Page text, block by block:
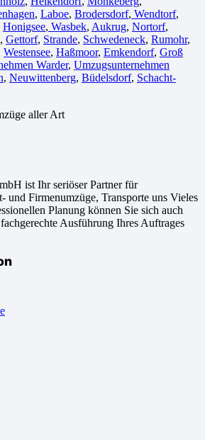
, Laboe, Brodersdorf, Wendtorf,
Honigsee, Wasbek, Aukrug, Nortorf,
, Gettorf, Strande, Schwedeneck, Rumohr,
Westensee, Haßmoor, Emkendorf, Groß
Warder, Umzugsunternehmen
, Neuwittenberg, Büdelsdorf, Schacht-
ist Ihr seriöser Partner für
und Firmenumzüge, Transporte uns Vieles
Planung können Sie sich auch
Ausführung Ihres Auftrages